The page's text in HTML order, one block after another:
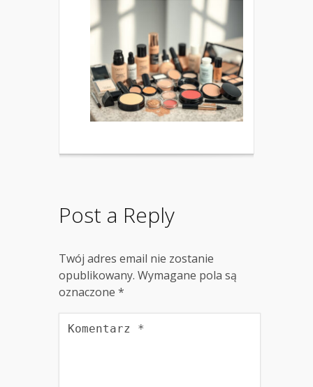
Post a Reply
Twój adres email nie zostanie
opublikowany. Wymagane pola są
oznaczone *